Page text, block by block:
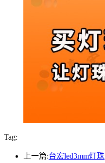
Tag:
上一篇:台宏led3mm灯珠